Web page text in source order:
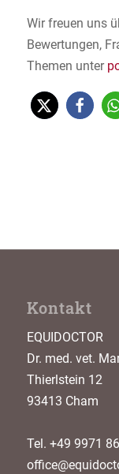
Wir freuen uns
Bewertungen,
Themen unter
Kontakt
EQUIDOCTOR
Dr. med. vet.
Thierlstein 12
93413 Cham
Tel. +49 9971